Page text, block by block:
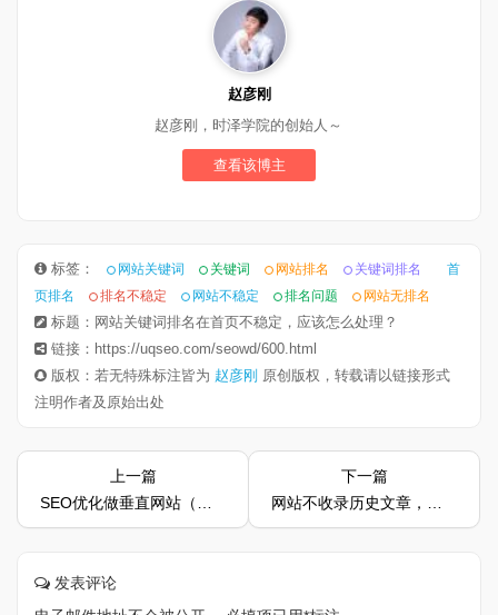
赵彦刚
赵彦刚，时泽学院的创始人～
查看该博主
标签： 网站关键词 关键词 网站排名 关键词排名
首
页排名
排名不稳定 网站不稳定 排名问题 网站无排名
标题：网站关键词排名在首页不稳定，应该怎么处理？
链接：https://uqseo.com/seowd/600.html
版权：若无特殊标注皆为 赵彦刚 原创版权，转载请以链接形式
注明作者及原始出处
上一篇
SEO优化做垂直网站（小领域）还有希望吗
下一篇
网站不收录历史文章，新发布就收录，是什么原因呢
发表评论